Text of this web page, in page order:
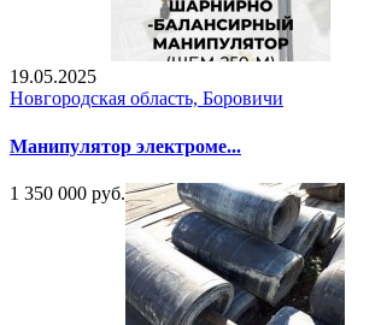
19.05.2025
Новгородская область, Боровичи
Манипулятор электроме...
1 350 000 руб.